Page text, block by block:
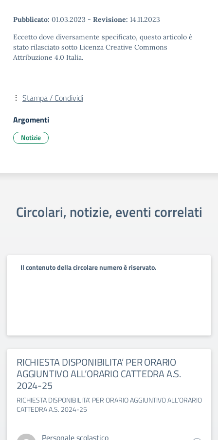
Pubblicato: 01.03.2023 - Revisione: 14.11.2023
Eccetto dove diversamente specificato, questo articolo è
stato rilasciato sotto Licenza Creative Commons
Attribuzione 4.0 Italia.
Stampa / Condividi
Argomenti
Notizie
Circolari, notizie, eventi correlati
Il contenuto della circolare numero è riservato.
RICHIESTA DISPONIBILITA’ PER ORARIO
AGGIUNTIVO ALL’ORARIO CATTEDRA A.S.
2024-25
RICHIESTA DISPONIBILITA’ PER ORARIO AGGIUNTIVO ALL’ORARIO
CATTEDRA A.S. 2024-25
Personale scolastico